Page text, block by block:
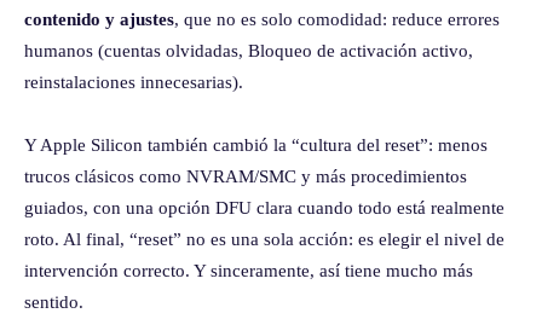
contenido y ajustes, que no es solo comodidad: reduce errores
humanos (cuentas olvidadas, Bloqueo de activación activo,
reinstalaciones innecesarias).
Y Apple Silicon también cambió la “cultura del reset”: menos
trucos clásicos como NVRAM/SMC y más procedimientos
guiados, con una opción DFU clara cuando todo está realmente
roto. Al final, “reset” no es una sola acción: es elegir el nivel de
intervención correcto. Y sinceramente, así tiene mucho más
sentido.